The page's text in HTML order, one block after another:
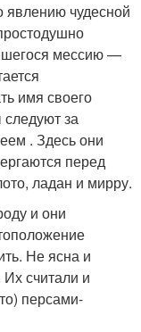
чудесной
мессию —
имя своего
за
. Здесь они
перед
ладан и мирру.
и они
Не ясна и
считали и
персами-